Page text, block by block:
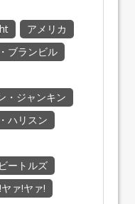
アメリカ
ブランビル
・ジャンキン
ハリスン
ビートルズ
ァ!ヤァ!